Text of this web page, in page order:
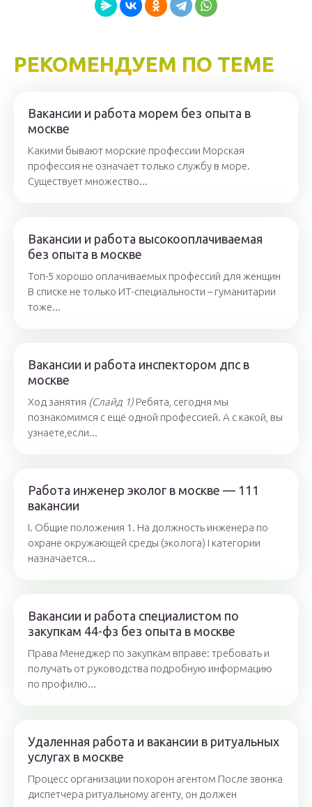
РЕКОМЕНДУЕМ ПО ТЕМЕ
Вакансии и работа морем без опыта в
москве
Какими бывают морские профессии Морская
профессия не означает только службу в море.
Существует множество...
Вакансии и работа высокооплачиваемая
без опыта в москве
Топ-5 хорошо оплачиваемых профессий для женщин
В списке не только ИТ-специальности – гуманитарии
тоже...
Вакансии и работа инспектором дпс в
москве
Ход занятия (Слайд 1) Ребята, сегодня мы
познакомимся с ещё одной профессией. А с какой, вы
узнаете,если...
Работа инженер эколог в москве — 111
вакансии
I. Общие положения 1. На должность инженера по
охране окружающей среды (эколога) I категории
назначается...
Вакансии и работа специалистом по
закупкам 44-фз без опыта в москве
Права Менеджер по закупкам вправе: требовать и
получать от руководства подробную информацию
по профилю...
Удаленная работа и вакансии в ритуальных
услугах в москве
Процесс организации похорон агентом После звонка
диспетчера ритуальному агенту, он должен